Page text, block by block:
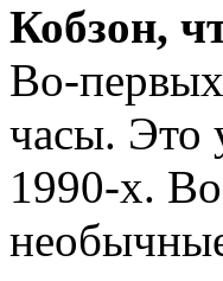
Кобзон,
Во-
часы. Это
1990-х.